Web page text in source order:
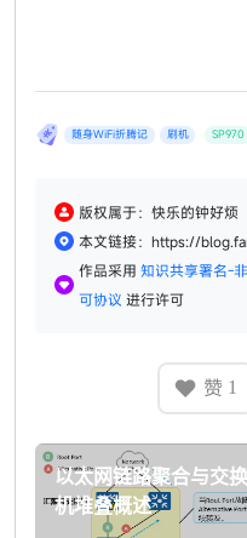
随身WiFi折腾记 刷机 SP970
版权属于：快乐的钟好烦
本文链接：https://
作品采用 知识共享署名-
可协议 进行许可
赞 1
以太网链路聚合与交换
机堆叠概述